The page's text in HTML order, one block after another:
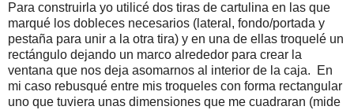
Para construirla yo utilicé dos tiras de cartulina en las que
marqué los dobleces necesarios (lateral, fondo/portada y
pestaña para unir a la otra tira) y en una de ellas troquelé un
rectángulo dejando un marco alrededor para crear la
ventana que nos deja asomarnos al interior de la caja. En
mi caso rebusqué entre mis troqueles con forma rectangular
uno que tuviera unas dimensiones que me cuadraran (mide